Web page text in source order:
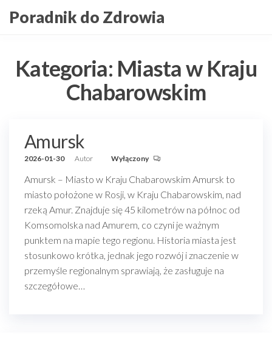
doPoradnik do Zdrowia
Kategoria: Miasta w Kraju
Chabarowskim
Amursk
2026-01-30 Autor Wyłączony
Amursk – Miasto w Kraju Chabarowskim Amursk to
miasto położone w Rosji, w Kraju Chabarowskim, nad
rzeką Amur. Znajduje się 45 kilometrów na północ od
Komsomolska nad Amurem, co czyni je ważnym
punktem na mapie tego regionu. Historia miasta jest
stosunkowo krótka, jednak jego rozwój i znaczenie w
przemyśle regionalnym sprawiają, że zasługuje na
szczegółowe…